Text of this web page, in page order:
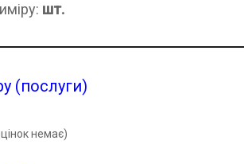
шт.
(послуги)
немає)